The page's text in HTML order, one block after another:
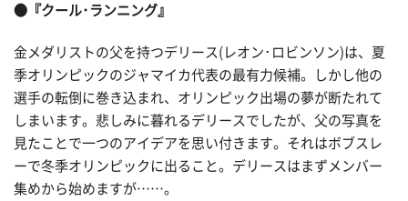
●『クール･ランニング』
金メダリストの父を持つデリース(レオン･ロビンソン)は、夏
季オリンピックのジャマイカ代表の最有力候補。しかし他の
選手の転倒に巻き込まれ、オリンピック出場の夢が断たれて
しまいます。悲しみに暮れるデリースでしたが、父の写真を
見たことで一つのアイデアを思い付きます。それはボブスレ
ーで冬季オリンピックに出ること。デリースはまずメンバー
集めから始めますが……。